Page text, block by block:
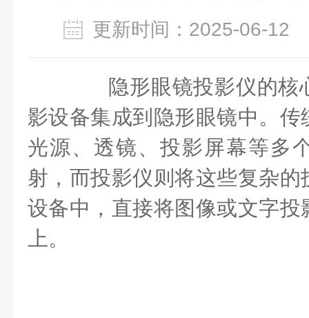
更新时间：2025-06-
隐形眼镜投影仪的核
影设备集成到隐形眼镜中。
光源、透镜、投影屏幕等多
射，而投影仪则将这些复杂
设备中，直接将图像或文字
上。